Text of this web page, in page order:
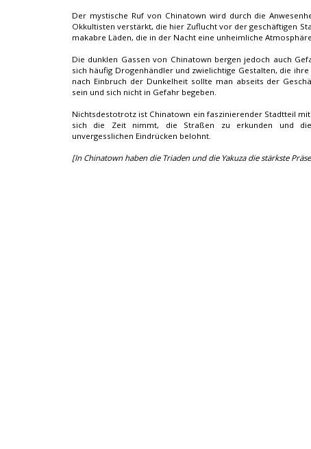
Der mystische Ruf von Chinatown wird durch die
Okkultisten verstärkt, die hier Zuflucht vor der geschäftigen
makabre Läden, die in der Nacht eine unheimliche
Die dunklen Gassen von Chinatown bergen jedoch auch
sich häufig Drogenhändler und zwielichtige Gestalten, die
nach Einbruch der Dunkelheit sollte man abseits der
sein und sich nicht in Gefahr begeben.
Nichtsdestotrotz ist Chinatown ein faszinierender Stadtteil
sich die Zeit nimmt, die Straßen zu erkunden und
unvergesslichen Eindrücken belohnt.
[In Chinatown haben die Triaden und die Yakuza die stärkste